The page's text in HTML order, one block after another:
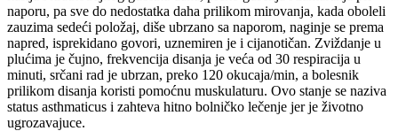
naporu, pa sve do nedostatka daha prilikom mirovanja, kada oboleli
zauzima sedeći položaj, diše ubrzano sa naporom, naginje se prema
napred, isprekidano govori, uznemiren je i cijanotičan. Zviždanje u
plućima je čujno, frekvencija disanja je veća od 30 respiracija u
minuti, srčani rad je ubrzan, preko 120 okucaja/min, a bolesnik
prilikom disanja koristi pomoćnu muskulaturu. Ovo stanje se naziva
status asthmaticus i zahteva hitno bolničko lečenje jer je životno
ugrozavajuce.